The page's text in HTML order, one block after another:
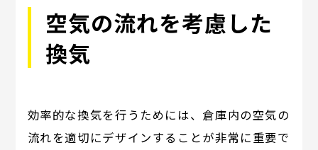
空気の流れを考慮した
換気
効率的な換気を行うためには、倉庫内の空気の
流れを適切にデザインすることが非常に重要で